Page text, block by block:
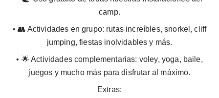
camp.
•⁠ ⁠👥 Actividades en grupo: rutas increíbles, snorkel, cliff
jumping, fiestas inolvidables y más.
•⁠ ⁠🌟 Actividades complementarias: voley, yoga, baile,
juegos y mucho más para disfrutar al máximo.
Extras: